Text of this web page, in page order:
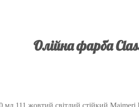
Олійна фарба
111 жовтий світлий стійкий Maimeri